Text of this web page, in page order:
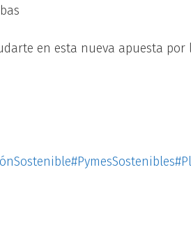
en esta nueva apuesta
#PymesSostenibles